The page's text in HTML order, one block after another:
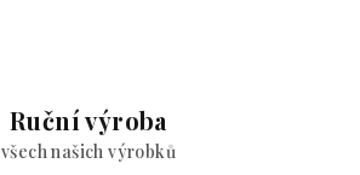
Ruční výroba
všech našich výrobků